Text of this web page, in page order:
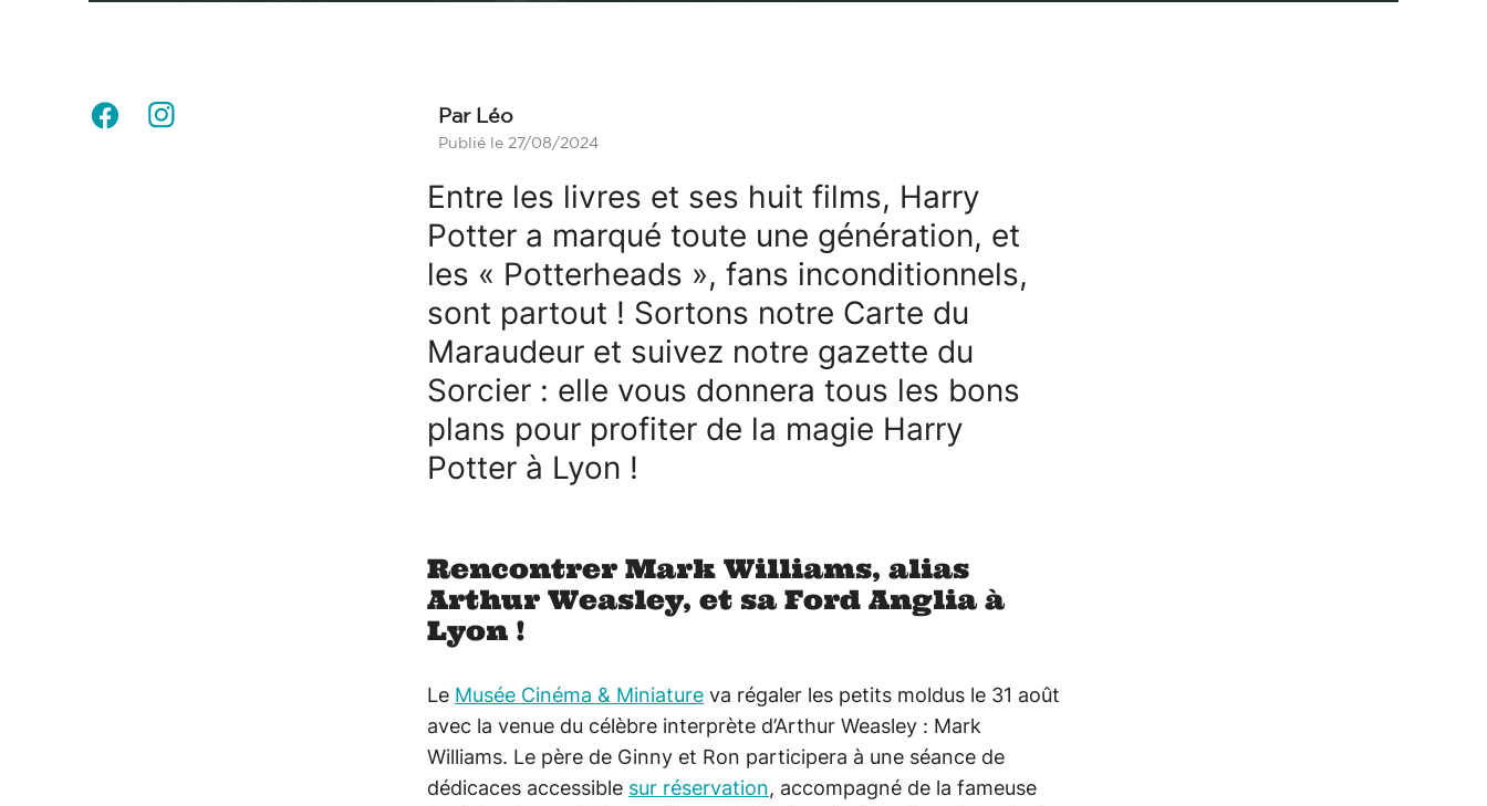
Par Léo
Publié le 27/08/2024
Entre les livres et ses huit films, Harry
Potter a marqué toute une génération, et
les « Potterheads », fans inconditionnels,
sont partout ! Sortons notre Carte du
Maraudeur et suivez notre gazette du
Sorcier : elle vous donnera tous les bons
plans pour profiter de la magie Harry
Potter à Lyon !
Rencontrer Mark Williams, alias
Arthur Weasley, et sa Ford Anglia à
Lyon !
Le Musée Cinéma & Miniature va régaler les petits moldus le 31 août
avec la venue du célèbre interprète d’Arthur Weasley : Mark
Williams. Le père de Ginny et Ron participera à une séance de
dédicaces accessible sur réservation, accompagné de la fameuse